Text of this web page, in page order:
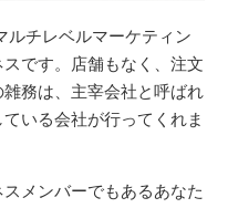
ルチレベルマーケティン
です。店舗もなく、注文
務は、主宰会社と呼ばれ
いる会社が行ってくれま
メンバーでもあるあなた